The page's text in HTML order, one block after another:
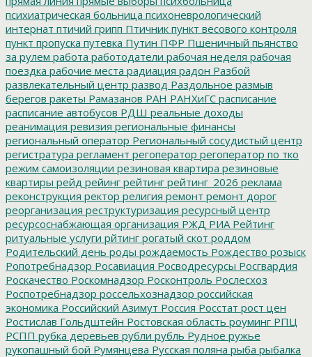
психиатрическая больница психоневрологический
интернат птичий грипп Птичник пункт весового контроля
пункт пропуска путевка Путин ПФР Пшеничный пьянство
за рулем работа работодатели рабочая неделя рабочая
поездка рабочие места радиация радон Разбой
развлекательный центр развод Раздольное размыв
берегов ракеты Рамазанов РАН РАНХиГС расписание
расписание автобусов РДШ реальные доходы
реанимация ревизия региональные финансы
региональный оператор Региональный сосудистый центр
регистратура регламент регоператор регоператор по тко
режим самоизоляции резиновая квартира резиновые
квартиры рейд рейинг рейтинг рейтинг_2026 реклама
реконструкция ректор религия ремонт ремонт дорог
реорганизация реструктуризация ресурсный центр
ресурсоснабжающая организация РЖД РИА Рейтинг
ритуальные услуги рйтинг рогатый скот роддом
Родительский день роды рождаемость Рождество розыск
Ропотребнадзор Росавиация Росводресурсы Росгвардия
Роскачество Роскомнадзор Росконтроль Рослесхоз
Роспотребнадзор россельхознадзор российская
экономика Российский Азимут Россия Росстат рост цен
Ростислав Гольдштейн Ростовская область роуминг РПЦ
РСПП рубка деревьев рубли рубль Рудное ружье
рукопашный бой Румянцева Русская поляна рыба рыбалка